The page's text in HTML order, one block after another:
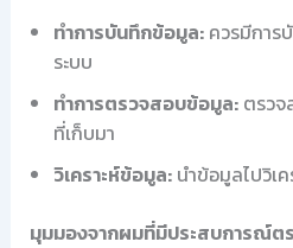
ทำการบันทึกข้อมูล:ควรมีการ
ระบบ
ทำการตรวจสอบข้อมูล:ตรวจ
ที่เก็บมา
วิเคราะห์ข้อมูล:นำข้อมูลไปวิเ
มุมมองจากผมที่มีประสบการณ์ต